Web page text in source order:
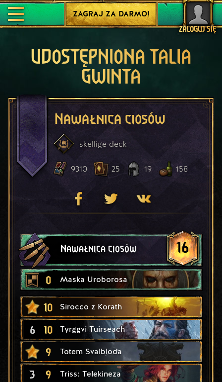
ZALOGUJ SIĘ
ZAGRAJ ZA DARMO!
UDOSTĘPNIONA TALIA
GWINTA
Nawałnica ciosów
skellige deck
9310 25 19 158
Nawałnica ciosów 16
0 Maska Uroborosa
10 Sirocco z Korath
6 10 Tyrggvi Tuirseach
9 Totem Svalbloda
3 9 Triss: Telekineza